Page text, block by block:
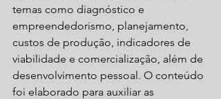
temas como diagnóstico e
empreendedorismo, planejamento,
custos de produção, indicadores de
viabilidade e comercialização, além de
desenvolvimento pessoal. O conteúdo
foi elaborado para auxiliar as